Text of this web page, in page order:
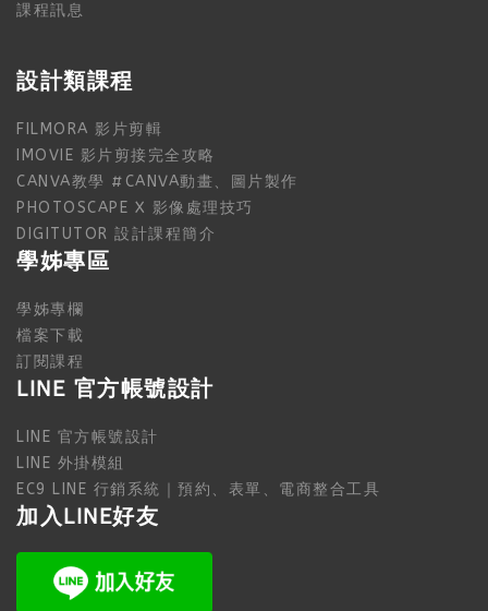
課程訊息
設計類課程
FILMORA 影片剪輯
IMOVIE 影片剪接完全攻略
CANVA教學 #CANVA動畫、圖片製作
PHOTOSCAPE X 影像處理技巧
DIGITUTOR 設計課程簡介
學姊專區
學姊專欄
檔案下載
訂閱課程
LINE 官方帳號設計
LINE 官方帳號設計
LINE 外掛模組
EC9 LINE 行銷系統｜預約、表單、電商整合工具
加入LINE好友